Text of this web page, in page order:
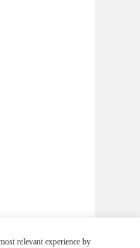
relevant experience by